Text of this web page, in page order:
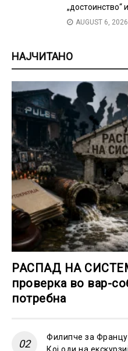
„достоинство“
AUGUST 6, 2026
НАЈЧИТАНО
РАСПАД НА
проверка во вар-
потребна
Филипче за
Кој оди на